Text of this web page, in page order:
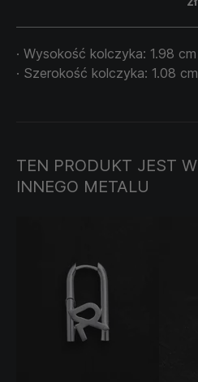
· Wysokość kolczyka: 1.98 cm
· Szerokość kolczyka: 1.08 cm
TEN PRODUKT JEST
INNEGO METALU